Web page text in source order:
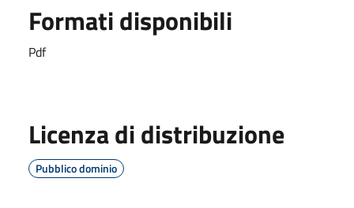
Formati disponibili
Pdf
Licenza di distribuzione
Pubblico dominio